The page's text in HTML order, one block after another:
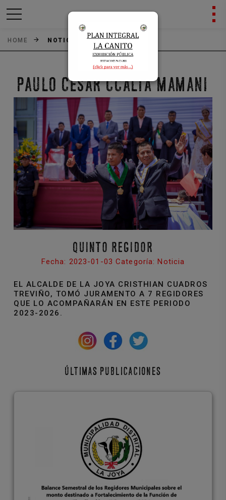
Previous Next
HOME NOTICIAS
PAULO CESAR CCALTA MAMANI
QUINTO REGIDOR
Fecha: 2023-01-03 Categoría: Noticia
EL ALCALDE DE LA JOYA CRISTHIAN CUADROS
TREVIÑO, TOMÓ JURAMENTO A 7 REGIDORES
QUE LO ACOMPAÑARÁN EN ESTE PERIODO
2023-2026.
ÚLTIMAS PUBLICACIONES